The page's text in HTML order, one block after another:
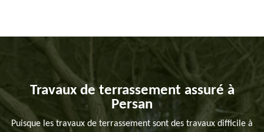
Travaux de terrassement assuré à
Persan
Puisque les travaux de terrassement sont des travaux difficile à